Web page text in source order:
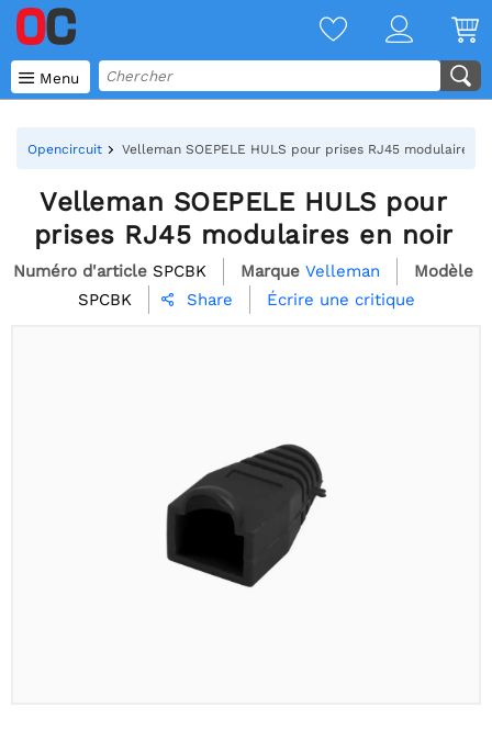
 Menu
Opencircuit Velleman SOEPELE HULS pour prises RJ45 modulaires
Velleman SOEPELE HULS pour
prises RJ45 modulaires en noir
Numéro d'article SPCBK Marque Velleman
Modèle
SPCBK
 Share Écrire une critique